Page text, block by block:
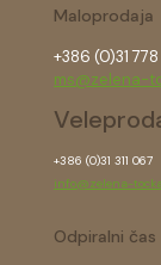
Maloprodaja
+386 (0)31 778
ms@zelena-
+386 (0)31 311 067
info@zelena-
Odpiralni čas